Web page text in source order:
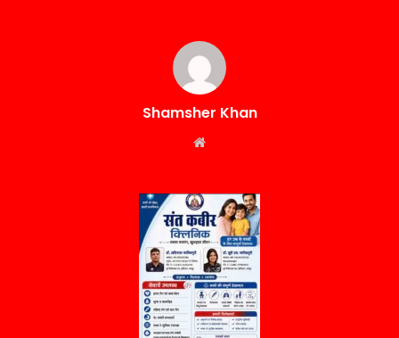
Shamsher Khan